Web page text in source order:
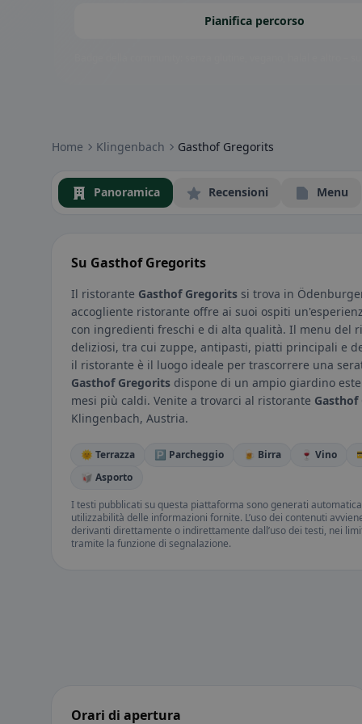
Pianifica percorso
Home Klingenbach Gasthof Gregorits
Panoramica Recensioni Menu
Su Gasthof Gregorits
Il ristorante Gasthof Gregorits si trova in
accogliente ristorante offre ai suoi ospiti
con ingredienti freschi e di alta qualità. Il menu del
deliziosi, tra cui zuppe, antipasti, piatti principali e
il ristorante è il luogo ideale per trascorrere una
Gasthof Gregorits dispone di un ampio giardino
mesi più caldi. Venite a trovarci al ristorante
Klingenbach, Austria.
🌞 Terrazza 🅿️ Parcheggio 🍺 Birra 🍷 Vino
🥡 Asporto
I testi pubblicati su questa piattaforma sono generati
utilizzabilità delle informazioni fornite. L’uso dei contenuti
derivanti direttamente o indirettamente dall’uso dei testi, nei
tramite la funzione di segnalazione.
Orari di apertura